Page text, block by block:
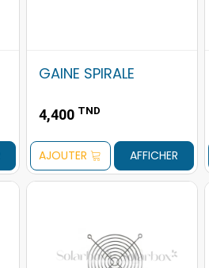
GAINE SPIRALE
4,400 TND
AJOUTER AFFICHER